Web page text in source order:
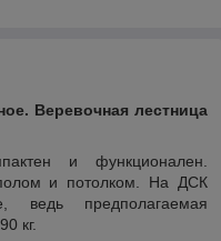
Веревочная лестница
и функционален.
и потолком. На ДСК
ведь предполагаемая
кг.